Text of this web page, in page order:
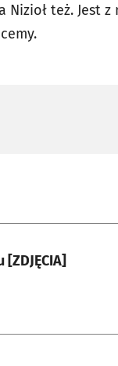
Nizioł też. Jest z